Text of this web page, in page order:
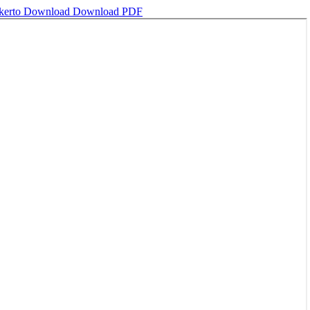
Download Download PDF